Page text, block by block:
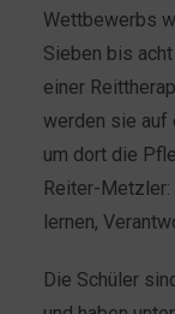
Wettbewerbs
Sieben bis
einer
werden sie auf
um dort die
Reiter-Metzler:
lernen,
Die Schüler